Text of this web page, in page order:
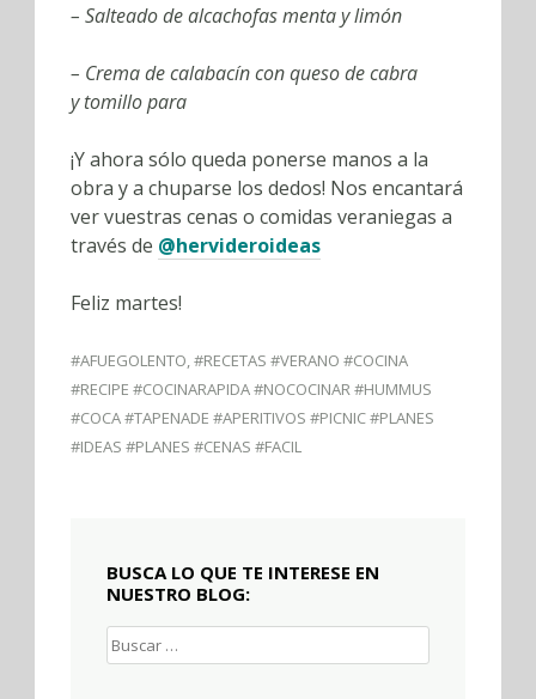
– Salteado de alcachofas menta y limón
– Crema de calabacín con queso de cabra
y tomillo para
¡Y ahora sólo queda ponerse manos a la
obra y a chuparse los dedos! Nos encantará
ver vuestras cenas o comidas veraniegas a
través de @hervideroideas
Feliz martes!
#AFUEGOLENTO,#RECETAS #VERANO #COCINA
#RECIPE #COCINARAPIDA #NOCOCINAR #HUMMUS
#COCA #TAPENADE #APERITIVOS #PICNIC #PLANES
#IDEAS #PLANES #CENAS #FACIL
BUSCA LO QUE TE INTERESE EN
NUESTRO BLOG:
Buscar: